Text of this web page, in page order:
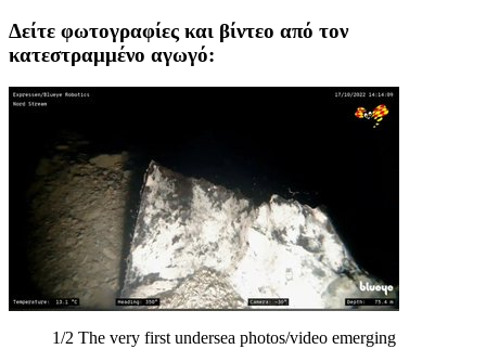
Δείτε φωτογραφίες και βίντεο από τον
κατεστραμμένο αγωγό:
1/2 The very first undersea photos/video emerging